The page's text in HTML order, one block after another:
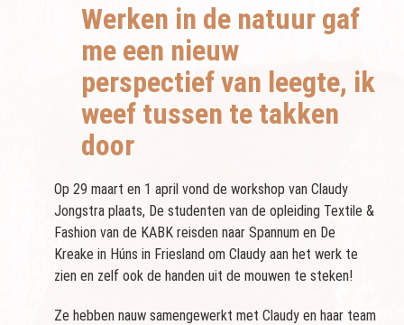
Werken in de natuur gaf
me een nieuw
perspectief van leegte, ik
weef tussen te takken
door
Op 29 maart en 1 april vond de workshop van Claudy
Jongstra plaats, De studenten van de opleiding Textile &
Fashion van de KABK reisden naar Spannum en De
Kreake in Húns in Friesland om Claudy aan het werk te
zien en zelf ook de handen uit de mouwen te steken!
Ze hebben nauw samengewerkt met Claudy en haar team